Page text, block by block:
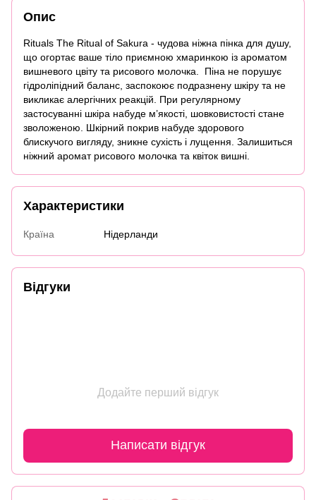
Опис
Rituals The Ritual of Sakura - чудова ніжна пінка для душу,
що огортає ваше тіло приємною хмаринкою із ароматом
вишневого цвіту та рисового молочка. Піна не порушує
гідроліпідний баланс, заспокоює подразнену шкіру та не
викликає алергічних реакцій. При регулярному
застосуванні шкіра набуде м’якості, шовковистості стане
зволоженою. Шкірний покрив набуде здорового
блискучого вигляду, зникне сухість і лущення. Залишиться
ніжний аромат рисового молочка та квіток вишні.
Характеристики
Країна Нідерланди
Відгуки
Додайте перший відгук
Написати відгук